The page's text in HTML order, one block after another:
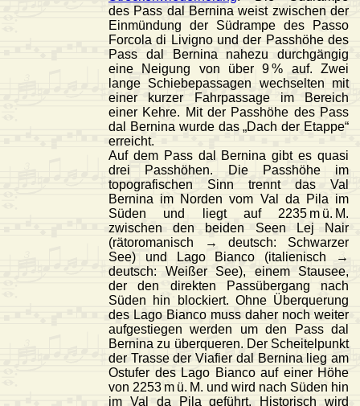
des Pass dal Bernina weist zwischen der
Einmündung der Südrampe des Passo
Forcola di Livigno und der Passhöhe des
Pass dal Bernina nahezu durchgängig
eine Neigung von über 9 % auf. Zwei
lange Schiebepassagen wechselten mit
einer kurzer Fahrpassage im Bereich
einer Kehre. Mit der Passhöhe des Pass
dal Bernina wurde das „Dach der Etappe“
erreicht.
Auf dem Pass dal Bernina gibt es quasi
drei Passhöhen. Die Passhöhe im
topografischen Sinn trennt das Val
Bernina im Norden vom Val da Pila im
Süden und liegt auf 2235 m ü. M.
zwischen den beiden Seen Lej Nair
(rätoromanisch → deutsch: Schwarzer
See) und Lago Bianco (italienisch →
deutsch: Weißer See), einem Stausee,
der den direkten Passübergang nach
Süden hin blockiert. Ohne Überquerung
des Lago Bianco muss daher noch weiter
aufgestiegen werden um den Pass dal
Bernina zu überqueren. Der Scheitelpunkt
der Trasse der Viafier dal Bernina lieg am
Ostufer des Lago Bianco auf einer Höhe
von 2253 m ü. M. und wird nach Süden hin
im Val da Pila geführt. Historisch wird